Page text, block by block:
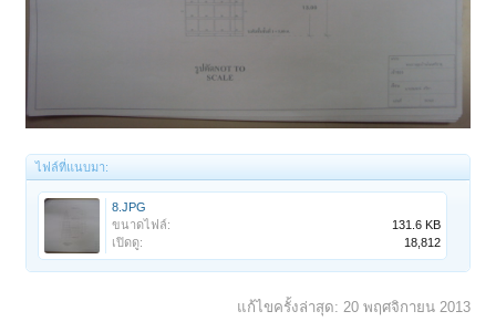
ไฟล์ที่แนบมา:
8.JPG
ขนาดไฟล์:
131.6 KB
เปิดดู:
18,812
แก้ไขครั้งล่าสุด: 20 พฤศจิกายน 2013